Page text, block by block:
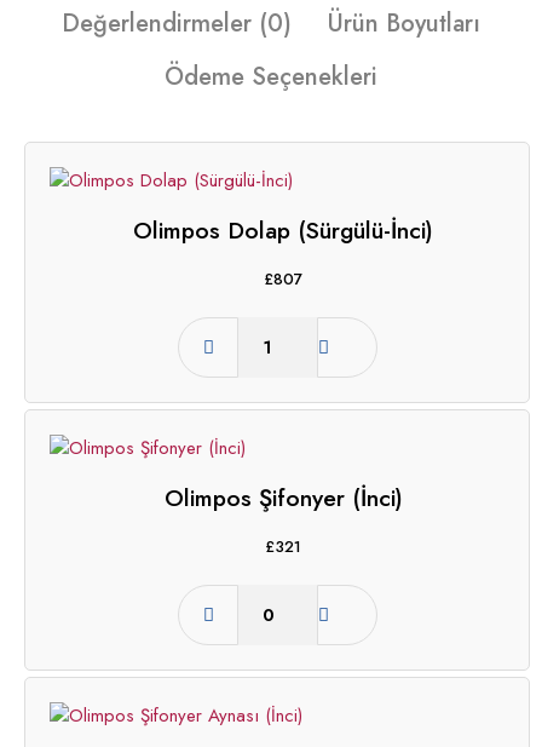
Değerlendirmeler (0)
Ürün Boyutları
Ödeme Seçenekleri
Olimpos Dolap (Sürgülü-İnci)
£807
Olimpos Şifonyer (İnci)
£321